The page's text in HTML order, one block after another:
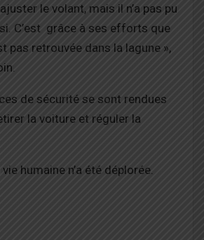
le volant, mais il n’a pas pu
C’est grâce à ses efforts que
pas retrouvée dans la lagune »,
de sécurité se sont rendues
la voiture et réguler la
humaine n’a été déplorée.